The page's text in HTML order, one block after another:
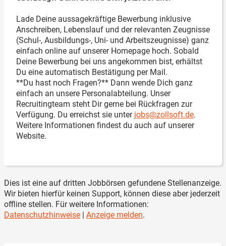
Lade Deine aussagekräftige Bewerbung inklusive
Anschreiben, Lebenslauf und der relevanten Zeugnisse
(Schul-, Ausbildungs-, Uni- und Arbeitszeugnisse) ganz
einfach online auf unserer Homepage hoch. Sobald
Deine Bewerbung bei uns angekommen bist, erhältst
Du eine automatisch Bestätigung per Mail.
**Du hast noch Fragen?** Dann wende Dich ganz
einfach an unsere Personalabteilung. Unser
Recruitingteam steht Dir gerne bei Rückfragen zur
Verfügung. Du erreichst sie unter jobs@zollsoft.de.
Weitere Informationen findest du auch auf unserer
Website.
Dies ist eine auf dritten Jobbörsen gefundene Stellenanzeige.
Wir bieten hierfür keinen Support, können diese aber jederzeit
offline stellen. Für weitere Informationen:
Datenschutzhinweise | Anzeige melden.